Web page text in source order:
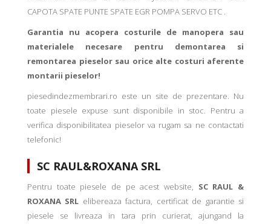
CAPOTA SPATE PUNTE SPATE EGR POMPA SERVO ETC .
Garantia nu acopera costurile de manopera sau
materialele necesare pentru demontarea si
remontarea pieselor sau orice alte costuri aferente
montarii pieselor!
piesedindezmembrari.ro este un site de prezentare. Nu
toate piesele expuse sunt disponibile in stoc. Pentru a
verifica disponibilitatea pieselor va rugam sa ne contactati
telefonic!
SC RAUL&ROXANA SRL
Pentru toate piesele de pe acest website, SC RAUL &
ROXANA SRL elibereaza factura, certificat de garantie si
piesele se livreaza in tara prin curierat, ajungand la